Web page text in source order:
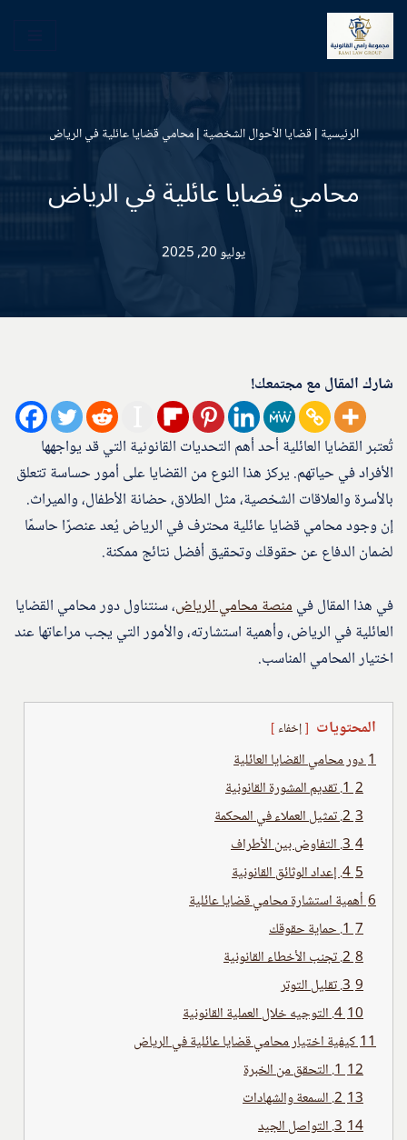
تخطى
الرئيسية |قضايا الأحوال الشخصية |محامي قضايا عائلية في الرياض
محامي قضايا عائلية في الرياض
يوليو 20, 2025
شارك المقال مع مجتمعك!
تُعتبر القضايا العائلية أحد أهم التحديات القانونية التي قد يواجهها
الأفراد في حياتهم. يركز هذا النوع من القضايا على أمور حساسة تتعلق
بالأسرة والعلاقات الشخصية، مثل الطلاق، حضانة الأطفال، والميراث.
إن وجود محامي قضايا عائلية محترف في الرياض يُعد عنصرًا حاسمًا
لضمان الدفاع عن حقوقك وتحقيق أفضل نتائج ممكنة.
في هذا المقال فيمنصة محامي الرياض، سنتناول دور محامي القضايا
العائلية في الرياض، وأهمية استشارته، والأمور التي يجب مراعاتها عند
اختيار المحامي المناسب.
المحتويات إخفاء
1دور محامي القضايا العائلية
21. تقديم المشورة القانونية
32. تمثيل العملاء في المحكمة
43. التفاوض بين الأطراف
54. إعداد الوثائق القانونية
6أهمية استشارة محامي قضايا عائلية
71. حماية حقوقك
82. تجنب الأخطاء القانونية
93. تقليل التوتر
104. التوجيه خلال العملية القانونية
11كيفية اختيار محامي قضايا عائلية في الرياض
121. التحقق من الخبرة
132. السمعة والشهادات
143. التواصل الجيد